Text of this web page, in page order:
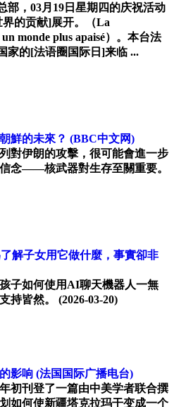
部，03月19日星期四的庆祝活动
的贡献]展开。（La
monde plus apaisé）。本台法
家的[法语圈国际日]来临 ...
鮮的未來？ (BBC中文网)
對伊朗的攻擊，很可能會進一步
念——核武器對生存至關重要。
解子女用它做什麼，事實卻非
子如何使用AI聊天機器人一無
持皆然。
(2026-03-20)
影响 (法国国际广播电台)
初刊登了一篇由中美学者联合撰
如何使新疆塔克拉玛干变成一个